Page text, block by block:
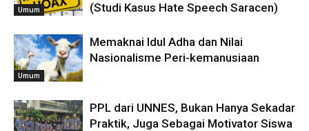
Umum
(Studi Kasus Hate Speech Saracen)
Umum
Memaknai Idul Adha dan Nilai
Nasionalisme Peri-kemanusiaan
PPL dari UNNES, Bukan Hanya Sekadar
Praktik, Juga Sebagai Motivator Siswa